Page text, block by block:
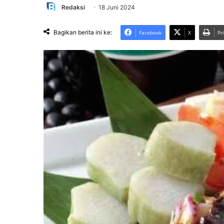
Redaksi 18 Juni 2024
Bagikan berita ini ke: Facebook X